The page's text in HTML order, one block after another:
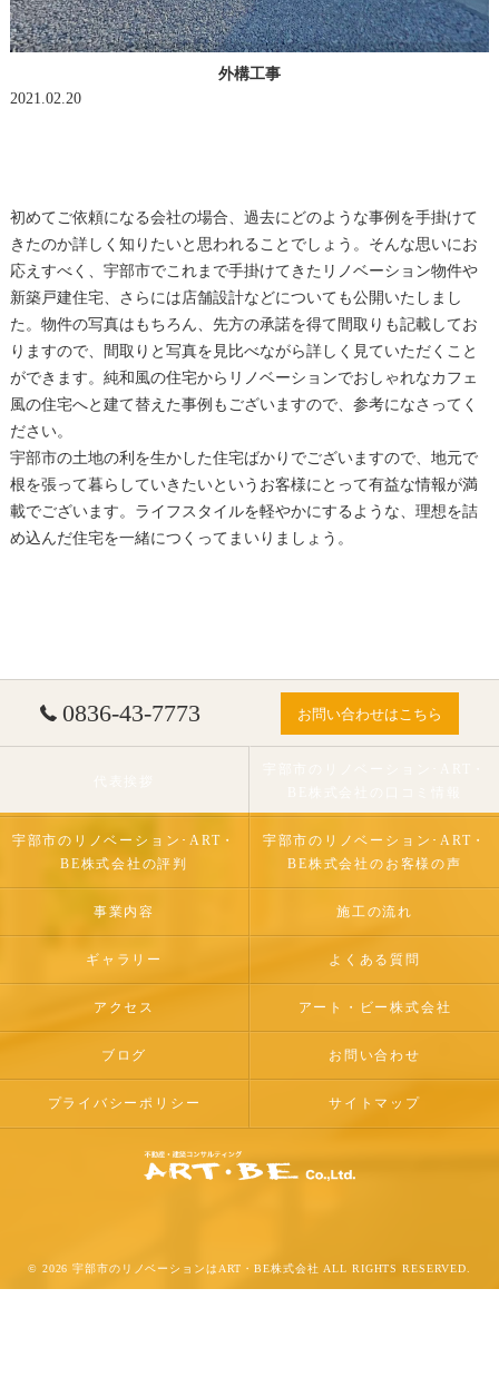
外構工事
2021.02.20
初めてご依頼になる会社の場合、過去にどのような事例を手掛けて
きたのか詳しく知りたいと思われることでしょう。そんな思いにお
応えすべく、宇部市でこれまで手掛けてきたリノベーション物件や
新築戸建住宅、さらには店舗設計などについても公開いたしまし
た。物件の写真はもちろん、先方の承諾を得て間取りも記載してお
りますので、間取りと写真を見比べながら詳しく見ていただくこと
ができます。純和風の住宅からリノベーションでおしゃれなカフェ
風の住宅へと建て替えた事例もございますので、参考になさってく
ださい。
宇部市の土地の利を生かした住宅ばかりでございますので、地元で
根を張って暮らしていきたいというお客様にとって有益な情報が満
載でございます。ライフスタイルを軽やかにするような、理想を詰
め込んだ住宅を一緒につくってまいりましょう。
0836-43-7773 お問い合わせはこちら
宇部市のリノベーション･ART・
BE株式会社の評判
宇部市のリノベーション･ART・
BE株式会社のお客様の声
事業内容 施工の流れ
ギャラリー よくある質問
アクセス アート・ビー株式会社
ブログ お問い合わせ
プライバシーポリシー サイトマップ
© 2026 宇部市のリノベーションはART・BE株式会社 ALL RIGHTS RESERVED.